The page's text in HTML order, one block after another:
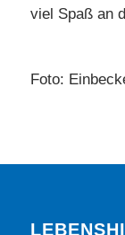
viel Spaß an
Foto: